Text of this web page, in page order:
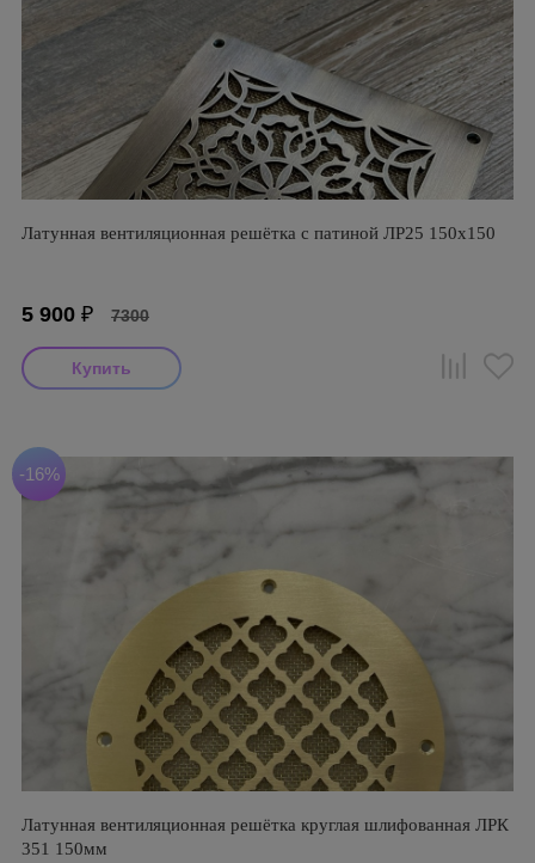
Латунная вентиляционная решётка с патиной ЛР25 150х150
5 900 ₽ 7300
-16%
Латунная вентиляционная решётка круглая шлифованная ЛРК
351 150мм